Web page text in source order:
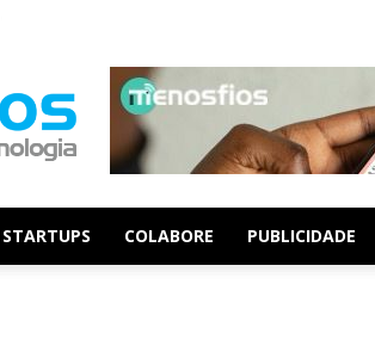
STARTUPS COLABORE PUBLICIDADE